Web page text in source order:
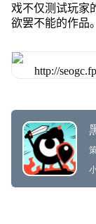
戏不仅测试玩家
欲罢不能的作品。